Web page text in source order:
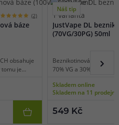
(2)
báze
obsahuje
tomu je
a
smíchat s
Náš tip
1 varianta
JustVape DL
(70VG/30PG) 50ml
Beznikotinová báze
70% VG a 30% PG, díky
potah do plic (DL
libovolnou příchutí a
Skladem online
Skladem na 11
549 Kč